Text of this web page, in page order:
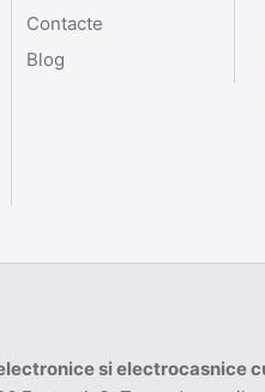
Contacte
Blog
si electrocasnice